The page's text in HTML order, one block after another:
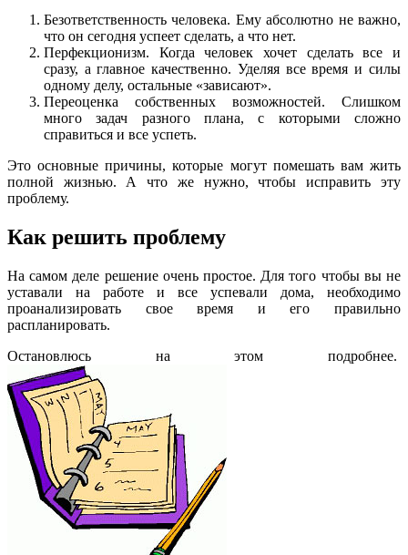
Безответственность человека. Ему абсолютно не важно,
что он сегодня успеет сделать, а что нет.
Перфекционизм. Когда человек хочет сделать все и
сразу, а главное качественно. Уделяя все время и силы
одному делу, остальные «зависают».
Переоценка собственных возможностей. Слишком
много задач разного плана, с которыми сложно
справиться и все успеть.
Это основные причины, которые могут помешать вам жить
полной жизнью. А что же нужно, чтобы исправить эту
проблему.
Как решить проблему
На самом деле решение очень простое. Для того чтобы вы не
уставали на работе и все успевали дома, необходимо
проанализировать свое время и его правильно
распланировать.
Остановлюсь на этом подробнее.